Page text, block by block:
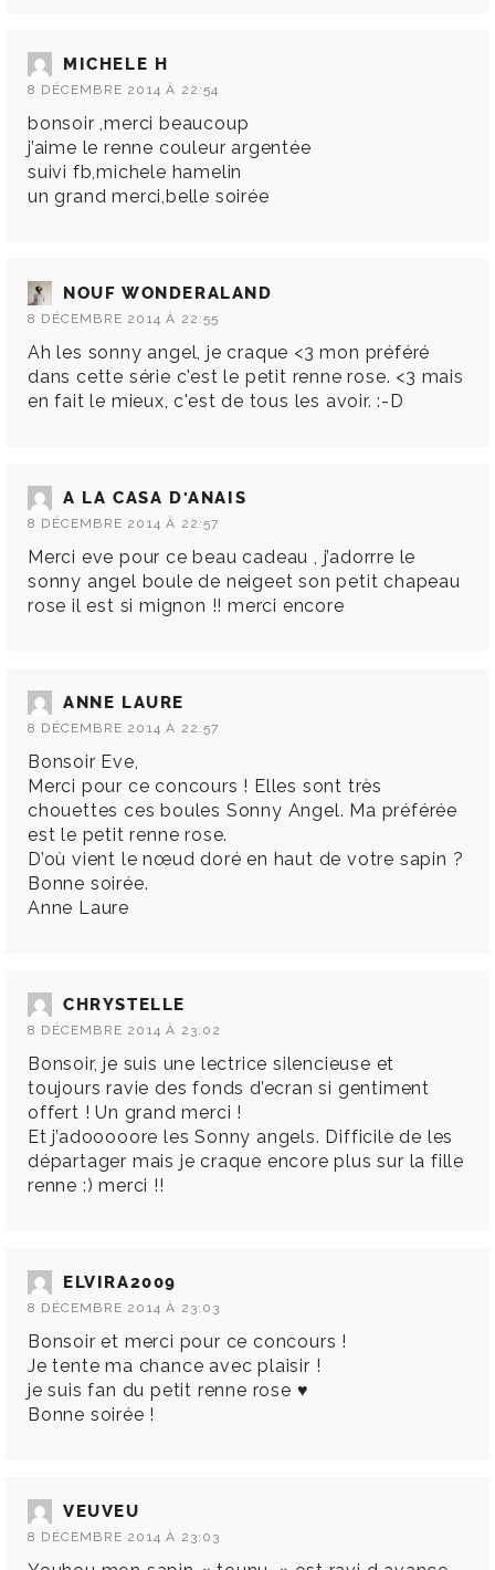
MICHELE H
8 DÉCEMBRE 2014 À 22:54
bonsoir ,merci beaucoup
j’aime le renne couleur argentée
suivi fb,michele hamelin
un grand merci,belle soirée
NOUF WONDERALAND
8 DÉCEMBRE 2014 À 22:55
Ah les sonny angel, je craque <3 mon préféré
dans cette série c'est le petit renne rose. <3 mais
en fait le mieux, c'est de tous les avoir. :-D
A LA CASA D'ANAIS
8 DÉCEMBRE 2014 À 22:57
Merci eve pour ce beau cadeau , j’adorrre le
sonny angel boule de neigeet son petit chapeau
rose il est si mignon !! merci encore
ANNE LAURE
8 DÉCEMBRE 2014 À 22:57
Bonsoir Eve,
Merci pour ce concours ! Elles sont très
chouettes ces boules Sonny Angel. Ma préférée
est le petit renne rose.
D’où vient le nœud doré en haut de votre sapin ?
Bonne soirée.
Anne Laure
CHRYSTELLE
8 DÉCEMBRE 2014 À 23:02
Bonsoir, je suis une lectrice silencieuse et
toujours ravie des fonds d’ecran si gentiment
offert ! Un grand merci !
Et j’adooooore les Sonny angels. Difficile de les
départager mais je craque encore plus sur la fille
renne :) merci !!
ELVIRA2009
8 DÉCEMBRE 2014 À 23:03
Bonsoir et merci pour ce concours !
Je tente ma chance avec plaisir !
je suis fan du petit renne rose ♥
Bonne soirée !
VEUVEU
8 DÉCEMBRE 2014 À 23:03